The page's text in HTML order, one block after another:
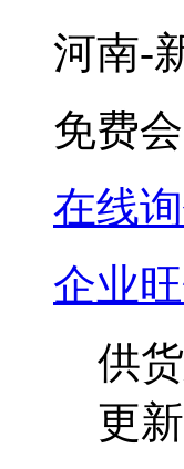
河南-
免费
在线
企业
供
更